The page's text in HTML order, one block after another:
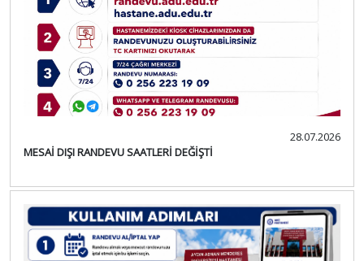
28.07.2026
MESAİ DIŞI RANDEVU SAATLERİ DEĞİŞTİ